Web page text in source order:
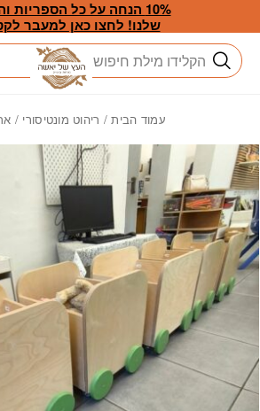
Skip to Content
10% הנחה על כל הספריות
שלנו! לחצו כאן למעבר
חיפוש
עמוד הבית/ ריהוט מונטיסורי /